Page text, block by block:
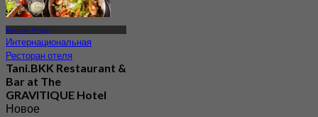
Каосан Роуд
Интернациональная
Ресторан отеля
Tani.BKK Restaurant &
Bar at The
GRAVITIQUE Hotel
Новое